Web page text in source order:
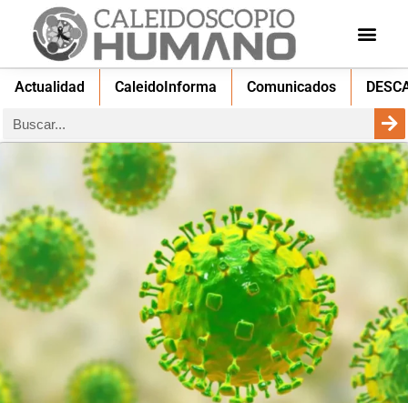
Actualidad CaleidoInforma Comunicados